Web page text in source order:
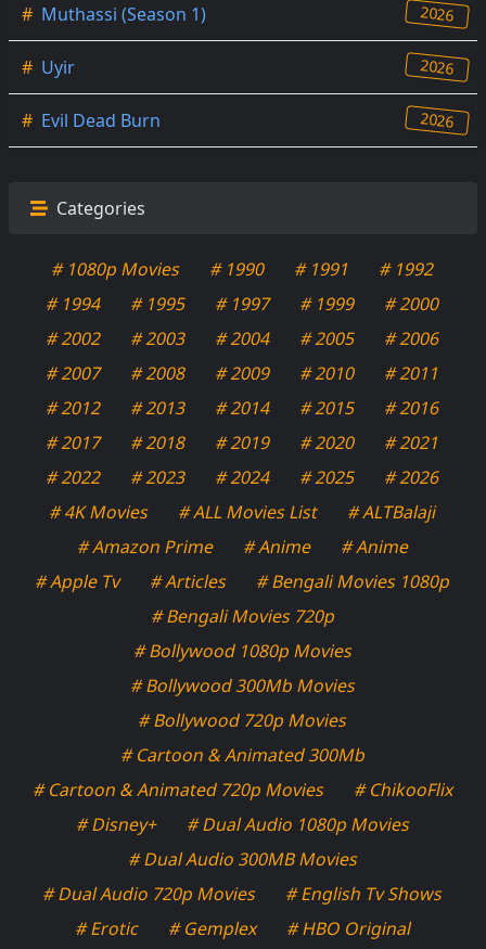
# Muthassi (Season 1) 2026
# Uyir 2026
# Evil Dead Burn 2026
Categories
# 1080p Movies # 1990 # 1991
# 1992
# 1994
# 1995 # 1997 # 1999
# 2000
# 2002
# 2003 # 2004 # 2005
# 2006
# 2007
# 2008 # 2009 # 2010
# 2011
# 2012
# 2013 # 2014 # 2015
# 2016
# 2017
# 2018 # 2019 # 2020
# 2021
# 2022
# 2023 # 2024 # 2025
# 2026
# 4K Movies
# ALL Movies List
# ALTBalaji
# Amazon Prime
# Anime
# Anime
# Apple Tv
# Articles
# Bengali Movies 1080p
# Bengali Movies 720p
# Bollywood 1080p Movies
# Bollywood 300Mb Movies
# Bollywood 720p Movies
# Cartoon & Animated 300Mb
# Cartoon & Animated 720p Movies
# ChikooFlix
# Disney+
# Dual Audio 1080p Movies
# Dual Audio 300MB Movies
# Dual Audio 720p Movies
# English Tv Shows
# Erotic
# Gemplex
# HBO Original